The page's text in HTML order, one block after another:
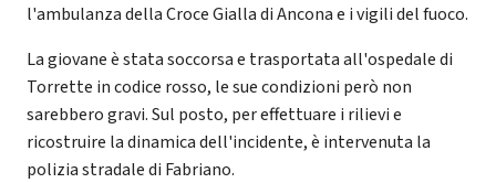
l'ambulanza della Croce Gialla di Ancona e i vigili del fuoco.
La giovane è stata soccorsa e trasportata all'ospedale di
Torrette in codice rosso, le sue condizioni però non
sarebbero gravi. Sul posto, per effettuare i rilievi e
ricostruire la dinamica dell'incidente, è intervenuta la
polizia stradale di Fabriano.